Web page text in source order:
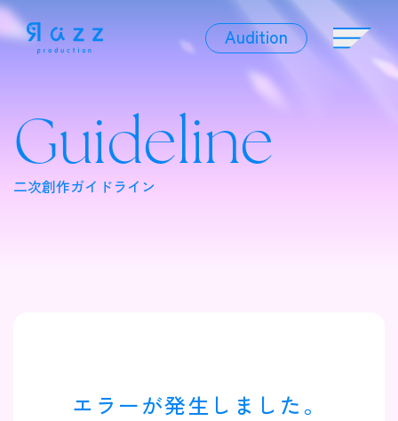
Audition
Audition
Official Character
二次創作ガイドライン
Guideline
エラーが発生しました。